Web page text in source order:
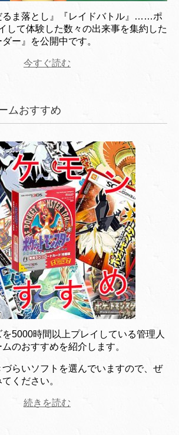
るま落とし』『レイドバトル』……ポ
して体験した数々の出来事を集約した
ー』を公開中です。
今すぐ読む
ムおすすめ
5000時間以上プレイしている管理人
のおすすめを紹介します。
らいソフトを選んでいますので、ぜ
ください。
続きを読む